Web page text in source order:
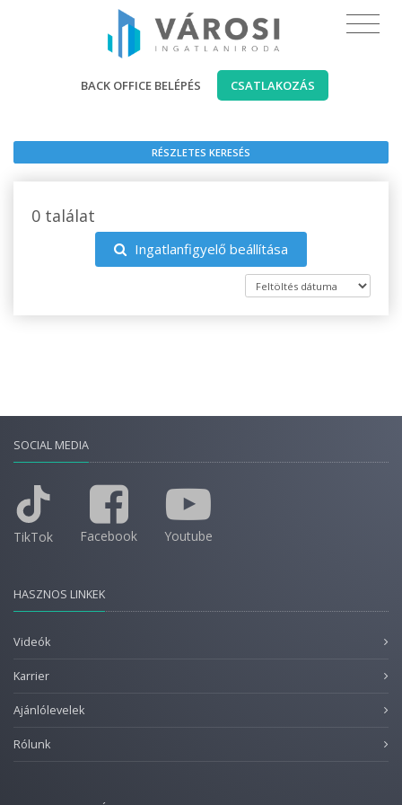
BACK OFFICE BELÉPÉS CSATLAKOZÁS
RÉSZLETES KERESÉS
0 találat
Ingatlanfigyelő beállítása
SOCIAL MEDIA
TikTok Facebook Youtube
HASZNOS LINKEK
Videók
Karrier
Ajánlólevelek
Rólunk